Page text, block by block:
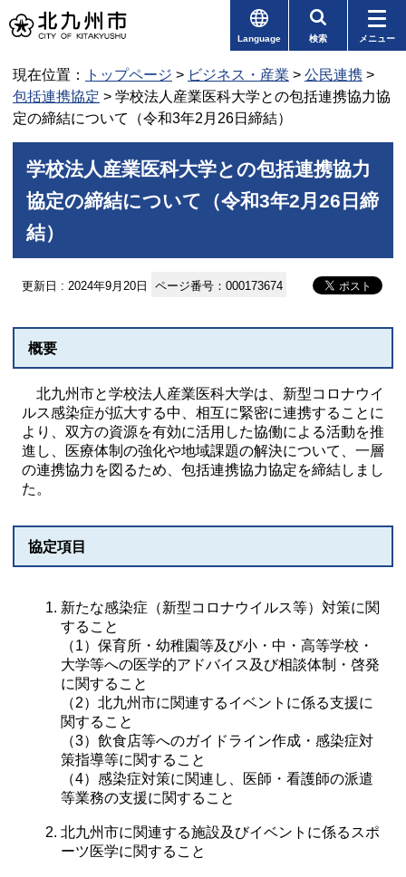
Language 検索 メニュー
現在位置： トップページ > ビジネス・産業 > 公民連携 >
包括連携協定 > 学校法人産業医科大学との包括連携協力協
定の締結について（令和3年2月26日締結）
学校法人産業医科大学との包括連携協力
協定の締結について（令和3年2月26日締
結）
更新日 : 2024年9月20日 ページ番号：000173674
概要
北九州市と学校法人産業医科大学は、新型コロナウイ
ルス感染症が拡大する中、相互に緊密に連携することに
より、双方の資源を有効に活用した協働による活動を推
進し、医療体制の強化や地域課題の解決について、一層
の連携協力を図るため、包括連携協力協定を締結しまし
た。
協定項目
新たな感染症（新型コロナウイルス等）対策に関
すること
（1）保育所・幼稚園等及び小・中・高等学校・
大学等への医学的アドバイス及び相談体制・啓発
に関すること
（2）北九州市に関連するイベントに係る支援に
関すること
（3）飲食店等へのガイドライン作成・感染症対
策指導等に関すること
（4）感染症対策に関連し、医師・看護師の派遣
等業務の支援に関すること
北九州市に関連する施設及びイベントに係るスポ
ーツ医学に関すること